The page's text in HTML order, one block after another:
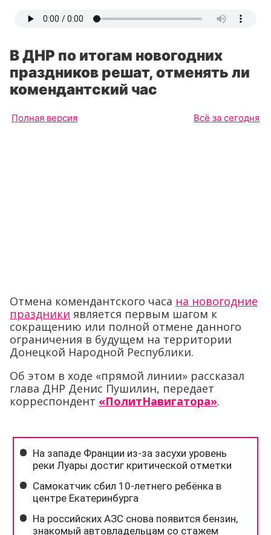
В ДНР по итогам новогодних
праздников решат, отменять ли
комендантский час
Полная версия Всё за сегодня
Отмена комендантского часа на новогодние
праздники является первым шагом к
сокращению или полной отмене данного
ограничения в будущем на территории
Донецкой Народной Республики.
Об этом в ходе «прямой линии» рассказал
глава ДНР Денис Пушилин, передает
корреспондент «ПолитНавигатора».